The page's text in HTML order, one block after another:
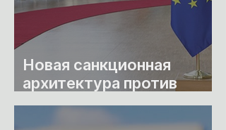
Новая санкционная
архитектура против
режима Лукашенко